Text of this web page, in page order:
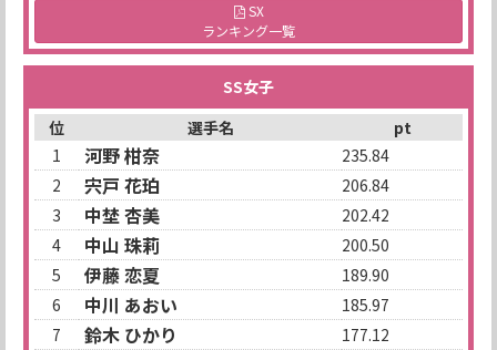
SX
ランキング一覧
SS女子
位
選手名
pt
1
河野 柑奈
235.84
2
宍戸 花珀
206.84
3
中埜 杏美
202.42
4
中山 珠莉
200.50
5
伊藤 恋夏
189.90
6
中川 あおい
185.97
7
鈴木 ひかり
177.12